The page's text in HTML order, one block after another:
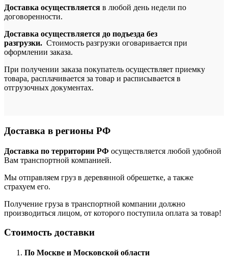
Доставка осуществляется в любой день недели по
договоренности.
Доставка осуществляется до подъезда без
разгрузки. Стоимость разгрузки оговаривается при
оформлении заказа.
При получении заказа покупатель осуществляет приемку
товара, расплачивается за товар и расписывается в
отгрузочных документах.
Доставка в регионы РФ
Доставка по территории РФ осуществляется любой удобной
Вам транспортной компанией.
Мы отправляем груз в деревянной обрешетке, а также
страхуем его.
Получение груза в транспортной компании должно
производиться лицом, от которого поступила оплата за товар!
Стоимость доставки
По Москве и Московской области